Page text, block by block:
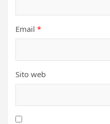
Email *
Sito web